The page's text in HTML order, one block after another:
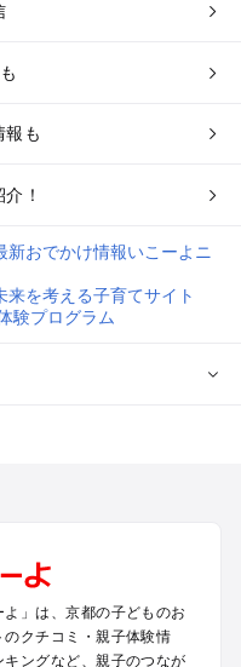
報も
！
かけ
出かけ
」は、京都の子どものお
クチコミ・親子体験情
ングなど、親子のつなが